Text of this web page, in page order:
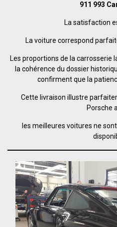
911 993
La satisfaction
La voiture correspond
Les proportions de la carrosserie
la cohérence du dossier
confirment que la
Cette livraison illustre
Porsche
les meilleures voitures ne